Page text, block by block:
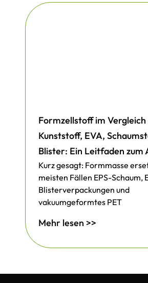
Formzellstoff im Vergleich
Kunststoff, EVA,
Blister: Ein Leitfaden zum
Kurz gesagt: Formmasse
meisten Fällen EPS-Schaum,
Blisterverpackungen und
vakuumgeformtes PET
Mehr lesen >>